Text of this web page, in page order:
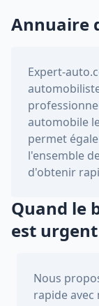
Annuaire
Expert-
automobile
permet
l'ensemble
d'obtenir
Quand le
est urgent
Nous
rapide